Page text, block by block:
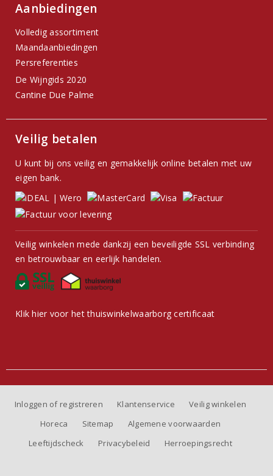
Aanbiedingen
Volledig assortiment
Maandaanbiedingen
Persreferenties
De Wijngids 2020
Cantine Due Palme
Veilig betalen
U kunt bij ons veilig en gemakkelijk online betalen met uw
eigen bank.
Veilig winkelen mede dankzij een beveiligde SSL verbinding
en betrouwbaar en eerlijk handelen.
Klik hier voor het thuiswinkelwaarborg certificaat
Inloggen of registreren Klantenservice
Veilig winkelen
Horeca
Sitemap
Algemene voorwaarden
Leeftijdscheck
Privacybeleid Herroepingsrecht